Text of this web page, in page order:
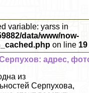
variable: yarss in
data/www/now-
on line 19
адрес,
из
Серпухова,